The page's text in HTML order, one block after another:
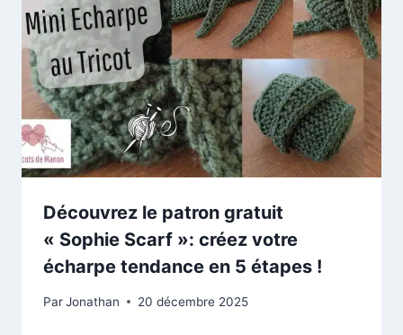
Découvrez le patron gratuit
« Sophie Scarf »: créez votre
écharpe tendance en 5 étapes !
ParJonathan 20 décembre 2025